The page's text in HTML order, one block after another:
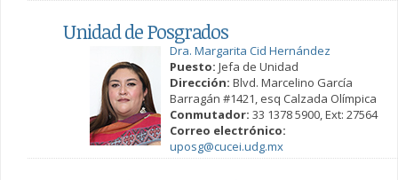
Unidad de Posgrados
Dra. Margarita Cid Hernández
Puesto: Jefa de Unidad
Dirección: Blvd. Marcelino García
Barragán #1421, esq Calzada Olímpica
Conmutador: 33 1378 5900, Ext: 27564
Correo electrónico:
uposg@cucei.udg.mx